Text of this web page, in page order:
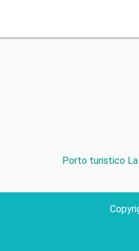
Porto turistico